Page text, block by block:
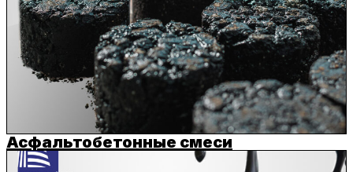
Асфальтобетонные смеси